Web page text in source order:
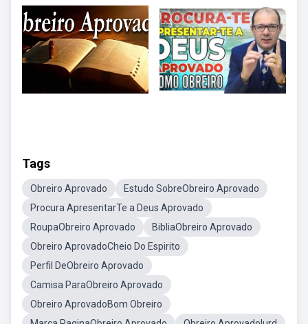
Tags
Obreiro Aprovado
Estudo SobreObreiro Aprovado
Procura ApresentarTe a Deus Aprovado
RoupaObreiro Aprovado
BibliaObreiro Aprovado
Obreiro AprovadoCheio Do Espirito
Perfil DeObreiro Aprovado
Camisa ParaObreiro Aprovado
Obreiro AprovadoBom Obreiro